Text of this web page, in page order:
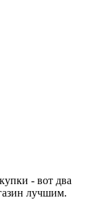
- вот два
лучшим.